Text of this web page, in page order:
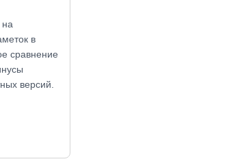
на
в
сравнение
версий.